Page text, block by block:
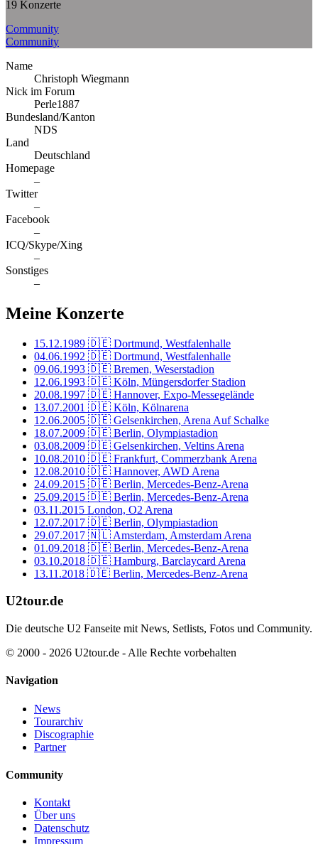
19 Konzerte
Community
Community
Name
Christoph Wiegmann
Nick im Forum
Perle1887
Bundesland/Kanton
NDS
Land
Deutschland
Homepage
–
Twitter
–
Facebook
–
ICQ/Skype/Xing
–
Sonstiges
–
Meine Konzerte
15.12.1989 🇩🇪 Dortmund, Westfalenhalle
04.06.1992 🇩🇪 Dortmund, Westfalenhalle
09.06.1993 🇩🇪 Bremen, Weserstadion
12.06.1993 🇩🇪 Köln, Müngersdorfer Stadion
20.08.1997 🇩🇪 Hannover, Expo-Messegelände
13.07.2001 🇩🇪 Köln, Kölnarena
12.06.2005 🇩🇪 Gelsenkirchen, Arena Auf Schalke
18.07.2009 🇩🇪 Berlin, Olympiastadion
03.08.2009 🇩🇪 Gelsenkirchen, Veltins Arena
10.08.2010 🇩🇪 Frankfurt, Commerzbank Arena
12.08.2010 🇩🇪 Hannover, AWD Arena
24.09.2015 🇩🇪 Berlin, Mercedes-Benz-Arena
25.09.2015 🇩🇪 Berlin, Mercedes-Benz-Arena
03.11.2015 London, O2 Arena
12.07.2017 🇩🇪 Berlin, Olympiastadion
29.07.2017 🇳🇱 Amsterdam, Amsterdam Arena
01.09.2018 🇩🇪 Berlin, Mercedes-Benz-Arena
03.10.2018 🇩🇪 Hamburg, Barclaycard Arena
13.11.2018 🇩🇪 Berlin, Mercedes-Benz-Arena
U2tour.de
Die deutsche U2 Fanseite mit News, Setlists, Fotos und Community.
© 2000 - 2026 U2tour.de - Alle Rechte vorbehalten
Navigation
News
Tourarchiv
Discographie
Partner
Community
Kontakt
Über uns
Datenschutz
Impressum